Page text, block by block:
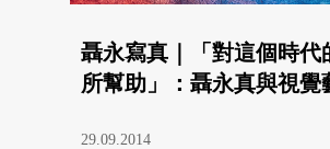
聶永寫真｜「對這個時代
所幫助」：聶永真與視覺
29.09.2014